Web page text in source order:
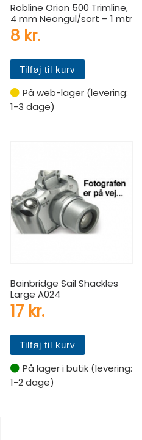
Robline Orion 500 Trimline,
4 mm Neongul/sort – 1 mtr
8 kr.
Tilføj til kurv
På web-lager (levering:
1-3 dage)
Bainbridge Sail Shackles
Large A024
17 kr.
Tilføj til kurv
På lager i butik (levering:
1-2 dage)